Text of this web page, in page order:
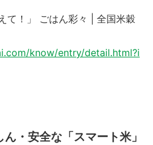
て！」 ごはん彩々 | 全国米穀
know/entry/detail.html?i
・安全な「スマート米」